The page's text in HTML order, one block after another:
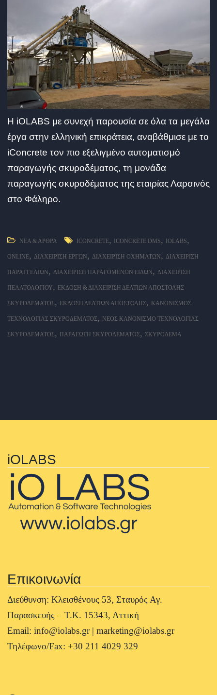
Η iOLABS με συνεχή παρουσία σε όλα τα μεγάλα
έργα στην ελληνική επικράτεια, αναβάθμισε με το
iConcrete τον πιο εξελιγμένο αυτοματισμό
παραγωγής σκυροδέματος, τη μονάδα
παραγωγής σκυροδέματος της εταιρίας Λαρσινός
στο Φάληρο.
ΝΈΑ & ΆΡΘΡΑ ICONCRETE, ICONCRETE DMS, IOLABS,
ONLINE, ΔΙΑΧΕΊΡΙΣΗ ΈΡΓΩΝ , ΔΙΑΧΕΊΡΙΣΗ ΟΧΗΜΆΤΩΝ , ΔΙΑΧΕΊΡΙΣΗ
ΠΑΡΑΓΓΕΛΙΏΝ , ΔΙΑΧΕΊΡΙΣΗ ΠΑΡΑΓΌΜΕΝΩΝ ΕΙΔΏΝ , ΔΙΑΧΕΊΡΙΣΗ
ΠΕΛΑΤΟΛΟΓΊΟΥ, ΈΚΔΟΣΗ & ΔΙΑΧΕΊΡΙΣΗ ΔΕΛΤΊΩΝ ΑΠΟΣΤΟΛΉΣ
ΣΚΥΡΟΔΈΜΑΤΟΣ, ΈΚΔΟΣΗ ΔΕΛΤΊΩΝ ΑΠΟΣΤΟΛΉΣ, ΚΑΝΟΝΙΣΜΌΣ
ΤΕΧΝΟΛΟΓΊΑΣ ΣΚΥΡΟΔΈΜΑΤΟΣ, ΝΈΟΣ ΚΑΝΟΝΙΣΜΌ ΤΕΧΝΟΛΟΓΊΑΣ
ΣΚΥΡΟΔΈΜΑΤΟΣ, ΠΑΡΑΓΩΓΉ ΣΚΥΡΟΔΈΜΑΤΟΣ, ΣΚΥΡΌΔΕΜΑ
iOLABS
Επικοινωνία
Διεύθυνση: Κλεισθένους 53, Σταυρός Αγ.
Παρασκευής – Τ.Κ. 15343, Αττική
Email: info@iolabs.gr | marketing@iolabs.gr
Τηλέφωνο/Fax: +30 211 4029 329